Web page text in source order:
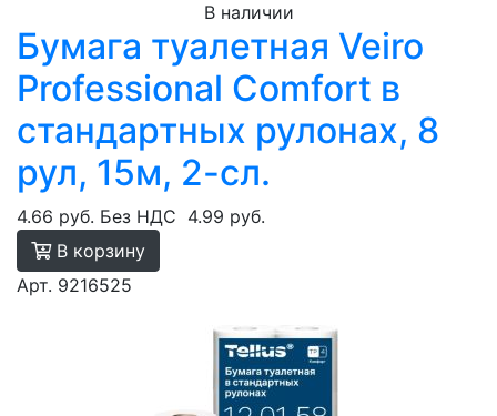
В наличии
Бумага туалетная Veiro
Professional Comfort в
стандартных рулонах, 8
рул, 15м, 2-сл.
4.66 руб. Без НДС 4.99 руб.
В корзину
Арт. 9216525